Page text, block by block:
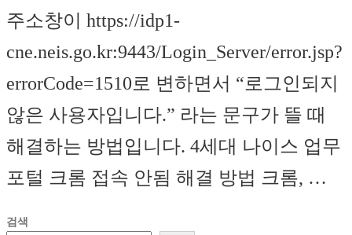
주소창이 https://idp1-
cne.neis.go.kr:9443/Login_Server/error.jsp?
errorCode=1510로 변하면서 “로그인되지
않은 사용자입니다.” 라는 문구가 뜰 때
해결하는 방법입니다. 4세대 나이스 업무
포털 크롬 접속 안됨 해결 방법 크롬, …
검색